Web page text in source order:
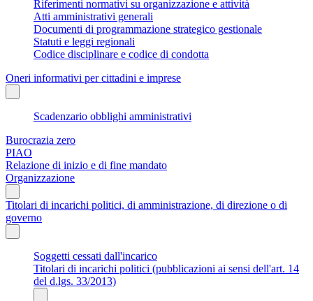
Riferimenti normativi su organizzazione e attività
Atti amministrativi generali
Documenti di programmazione strategico gestionale
Statuti e leggi regionali
Codice disciplinare e codice di condotta
Oneri informativi per cittadini e imprese
Scadenzario obblighi amministrativi
Burocrazia zero
PIAO
Relazione di inizio e di fine mandato
Organizzazione
Titolari di incarichi politici, di amministrazione, di direzione o di
governo
Soggetti cessati dall'incarico
Titolari di incarichi politici (pubblicazioni ai sensi dell'art. 14
del d.lgs. 33/2013)